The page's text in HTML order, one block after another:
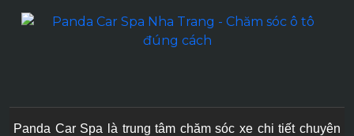
Panda Car Spa là trung tâm chăm sóc xe chi tiết chuyên